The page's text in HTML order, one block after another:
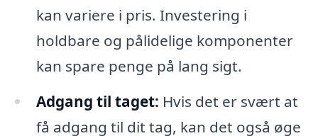
kan variere i pris. Investering i
holdbare og pålidelige komponenter
kan spare penge på lang sigt.
Adgang til taget: Hvis det er svært at
få adgang til dit tag, kan det også øge